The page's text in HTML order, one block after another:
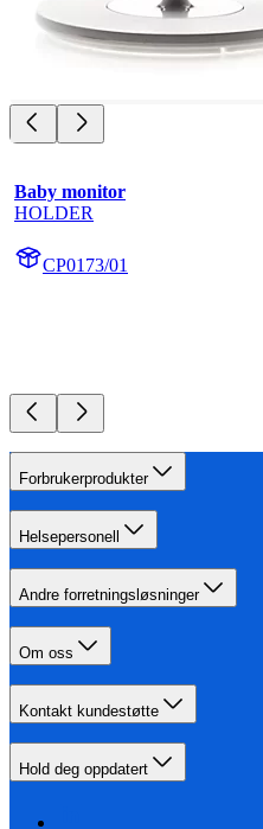
Baby monitor
HOLDER
CP0173/01
Forbrukerprodukter
Helsepersonell
Andre forretningsløsninger
Om oss
Kontakt kundestøtte
Hold deg oppdatert